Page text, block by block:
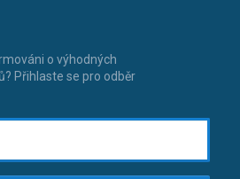
o výhodných
Přihlaste se pro odběr